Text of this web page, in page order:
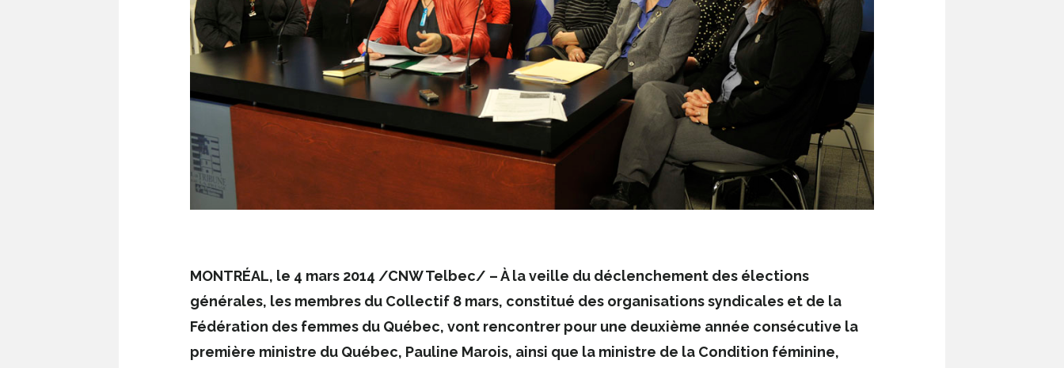
MONTRÉAL, le 4 mars 2014 /CNW Telbec/ – À la veille du déclenchement des élections
générales, les membres du Collectif 8 mars, constitué des organisations syndicales et de la
Fédération des femmes du Québec, vont rencontrer pour une deuxième année consécutive la
première ministre du Québec, Pauline Marois, ainsi que la ministre de la Condition féminine,